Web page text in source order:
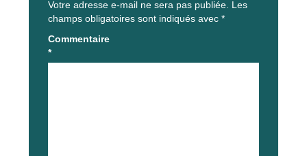
Votre adresse e-mail ne sera pas publiée. Les
champs obligatoires sont indiqués avec *
Commentaire
*